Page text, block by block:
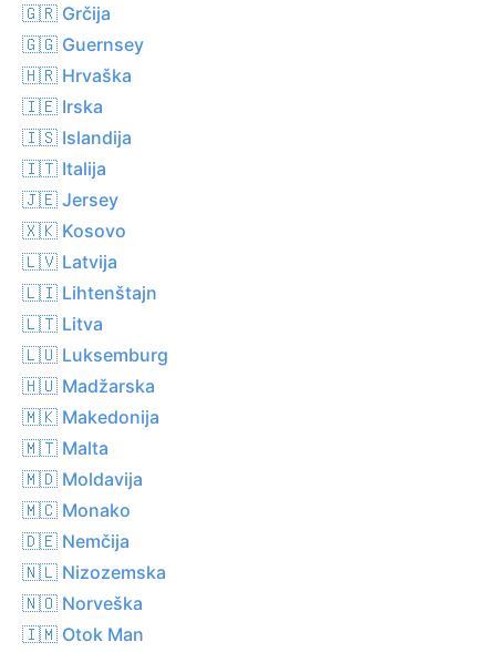
🇬🇷 Grčija
🇬🇬 Guernsey
🇭🇷 Hrvaška
🇮🇪 Irska
🇮🇸 Islandija
🇮🇹 Italija
🇯🇪 Jersey
🇽🇰 Kosovo
🇱🇻 Latvija
🇱🇮 Lihtenštajn
🇱🇹 Litva
🇱🇺 Luksemburg
🇭🇺 Madžarska
🇲🇰 Makedonija
🇲🇹 Malta
🇲🇩 Moldavija
🇲🇨 Monako
🇩🇪 Nemčija
🇳🇱 Nizozemska
🇳🇴 Norveška
🇮🇲 Otok Man